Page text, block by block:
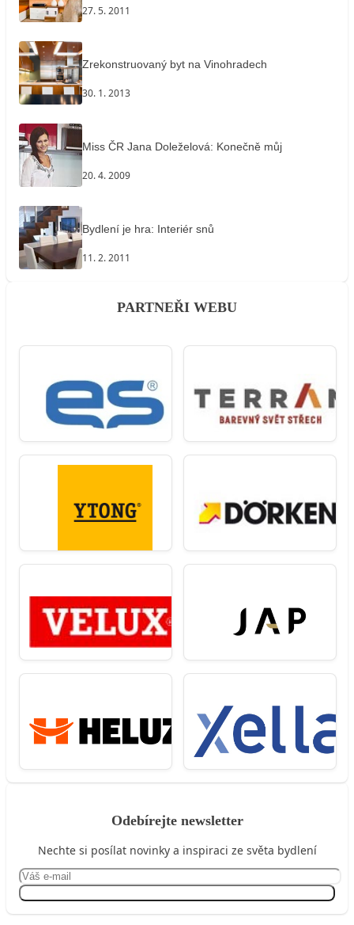
27. 5. 2011
Zrekonstruovaný byt na Vinohradech
30. 1. 2013
Miss ČR Jana Doleželová: Konečně můj
20. 4. 2009
Bydlení je hra: Interiér snů
11. 2. 2011
PARTNEŘI WEBU
Odebírejte newsletter
Nechte si posílat novinky a inspiraci ze světa bydlení